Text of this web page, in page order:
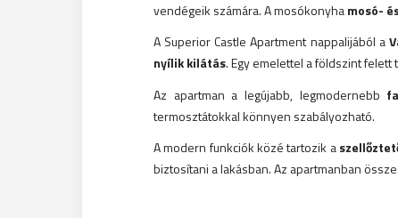
vendégeik számára. A mosókonyhamosó-
A Superior Castle Apartment nappalijából a
nyílik kilátás. Egy emelettel a földszint felett
Az apartman a legújabb, legmodernebb
termosztátokkal könnyen szabályozható.
A modern funkciók közé tartozik a
biztosítani a lakásban. Az apartmanban